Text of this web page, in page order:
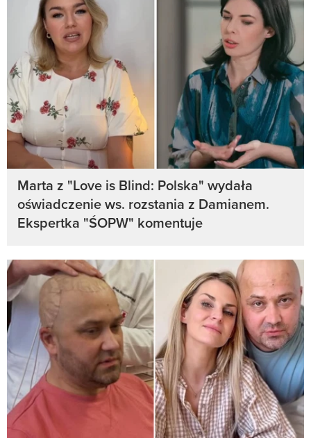
Marta z "Love is Blind: Polska" wydała
oświadczenie ws. rozstania z Damianem.
Ekspertka "ŚOPW" komentuje